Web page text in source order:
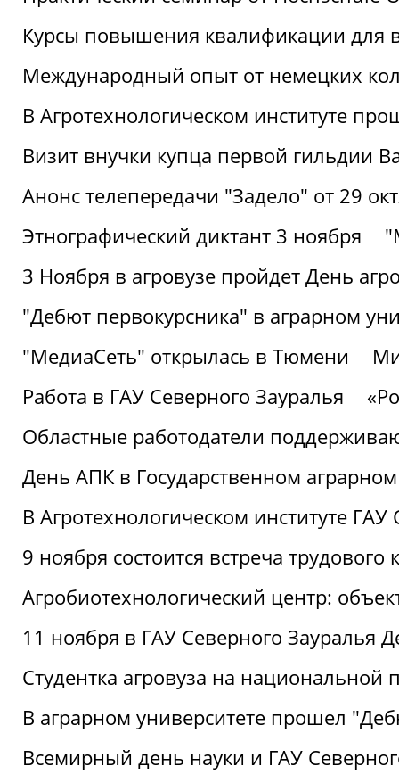
Курсы повышения квалификации для
Международный опыт от немецких
В Агротехнологическом институте
Визит внучки купца первой гильдии
Анонс телепередачи "Задело" от 29
Этнографический диктант 3 ноября
3 Ноября в агровузе пройдет День
"Дебют первокурсника" в аграрном
"МедиаСеть" открылась в Тюмени
Работа в ГАУ Северного Зауралья
Областные работодатели
День АПК в Государственном
В Агротехнологическом институте
9 ноября состоится встреча трудового
Агробиотехнологический центр:
11 ноября в ГАУ Северного Зауралья
Студентка агровуза на национальной
В аграрном университете прошел
Всемирный день науки и ГАУ